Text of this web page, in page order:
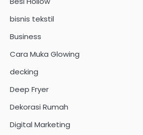
bisnis tekstil
Business
Cara Muka Glowing
decking
Deep Fryer
Dekorasi Rumah
Digital Marketing